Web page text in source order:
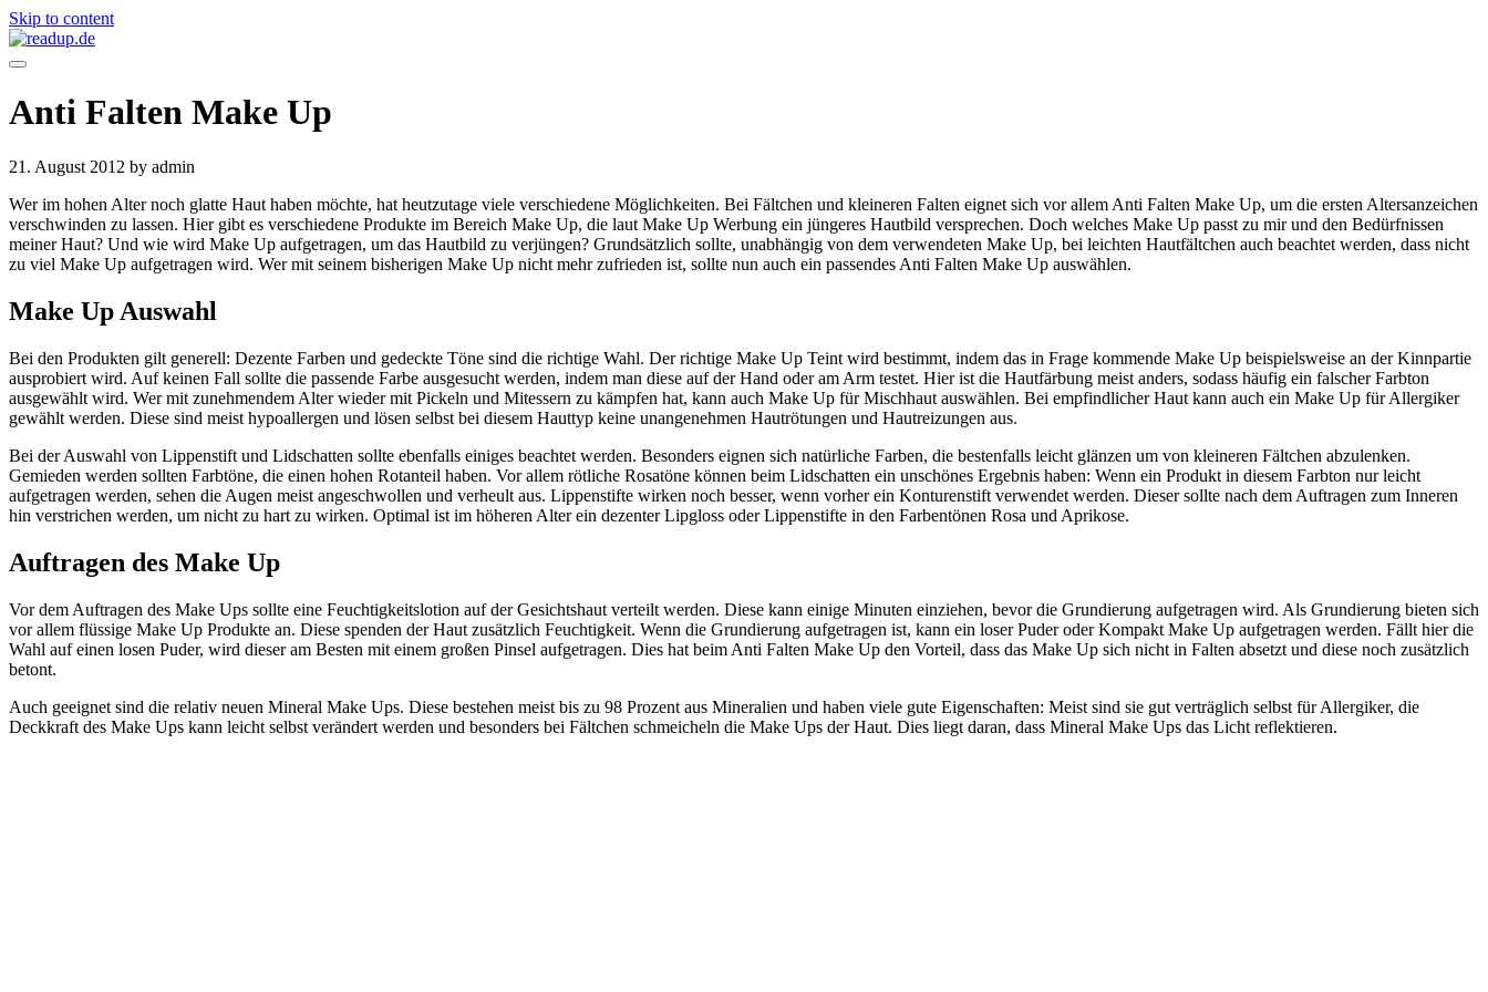
Skip to content
Anti Falten Make Up
21. August 2012 by admin
Wer im hohen Alter noch glatte Haut haben möchte, hat heutzutage viele verschiedene Möglichkeiten. Bei Fältchen und kleineren Falten eignet sich vor allem Anti Falten Make Up, um die ersten Altersanzeichen
verschwinden zu lassen. Hier gibt es verschiedene Produkte im Bereich Make Up, die laut Make Up Werbung ein jüngeres Hautbild versprechen. Doch welches Make Up passt zu mir und den Bedürfnissen
meiner Haut? Und wie wird Make Up aufgetragen, um das Hautbild zu verjüngen? Grundsätzlich sollte, unabhängig von dem verwendeten Make Up, bei leichten Hautfältchen auch beachtet werden, dass nicht
zu viel Make Up aufgetragen wird. Wer mit seinem bisherigen Make Up nicht mehr zufrieden ist, sollte nun auch ein passendes Anti Falten Make Up auswählen.
Make Up Auswahl
Bei den Produkten gilt generell: Dezente Farben und gedeckte Töne sind die richtige Wahl. Der richtige Make Up Teint wird bestimmt, indem das in Frage kommende Make Up beispielsweise an der Kinnpartie
ausprobiert wird. Auf keinen Fall sollte die passende Farbe ausgesucht werden, indem man diese auf der Hand oder am Arm testet. Hier ist die Hautfärbung meist anders, sodass häufig ein falscher Farbton
ausgewählt wird. Wer mit zunehmendem Alter wieder mit Pickeln und Mitessern zu kämpfen hat, kann auch Make Up für Mischhaut auswählen. Bei empfindlicher Haut kann auch ein Make Up für Allergiker
gewählt werden. Diese sind meist hypoallergen und lösen selbst bei diesem Hauttyp keine unangenehmen Hautrötungen und Hautreizungen aus.
Bei der Auswahl von Lippenstift und Lidschatten sollte ebenfalls einiges beachtet werden. Besonders eignen sich natürliche Farben, die bestenfalls leicht glänzen um von kleineren Fältchen abzulenken.
Gemieden werden sollten Farbtöne, die einen hohen Rotanteil haben. Vor allem rötliche Rosatöne können beim Lidschatten ein unschönes Ergebnis haben: Wenn ein Produkt in diesem Farbton nur leicht
aufgetragen werden, sehen die Augen meist angeschwollen und verheult aus. Lippenstifte wirken noch besser, wenn vorher ein Konturenstift verwendet werden. Dieser sollte nach dem Auftragen zum Inneren
hin verstrichen werden, um nicht zu hart zu wirken. Optimal ist im höheren Alter ein dezenter Lipgloss oder Lippenstifte in den Farbentönen Rosa und Aprikose.
Auftragen des Make Up
Vor dem Auftragen des Make Ups sollte eine Feuchtigkeitslotion auf der Gesichtshaut verteilt werden. Diese kann einige Minuten einziehen, bevor die Grundierung aufgetragen wird. Als Grundierung bieten sich
vor allem flüssige Make Up Produkte an. Diese spenden der Haut zusätzlich Feuchtigkeit. Wenn die Grundierung aufgetragen ist, kann ein loser Puder oder Kompakt Make Up aufgetragen werden. Fällt hier die
Wahl auf einen losen Puder, wird dieser am Besten mit einem großen Pinsel aufgetragen. Dies hat beim Anti Falten Make Up den Vorteil, dass das Make Up sich nicht in Falten absetzt und diese noch zusätzlich
betont.
Auch geeignet sind die relativ neuen Mineral Make Ups. Diese bestehen meist bis zu 98 Prozent aus Mineralien und haben viele gute Eigenschaften: Meist sind sie gut verträglich selbst für Allergiker, die
Deckkraft des Make Ups kann leicht selbst verändert werden und besonders bei Fältchen schmeicheln die Make Ups der Haut. Dies liegt daran, dass Mineral Make Ups das Licht reflektieren.